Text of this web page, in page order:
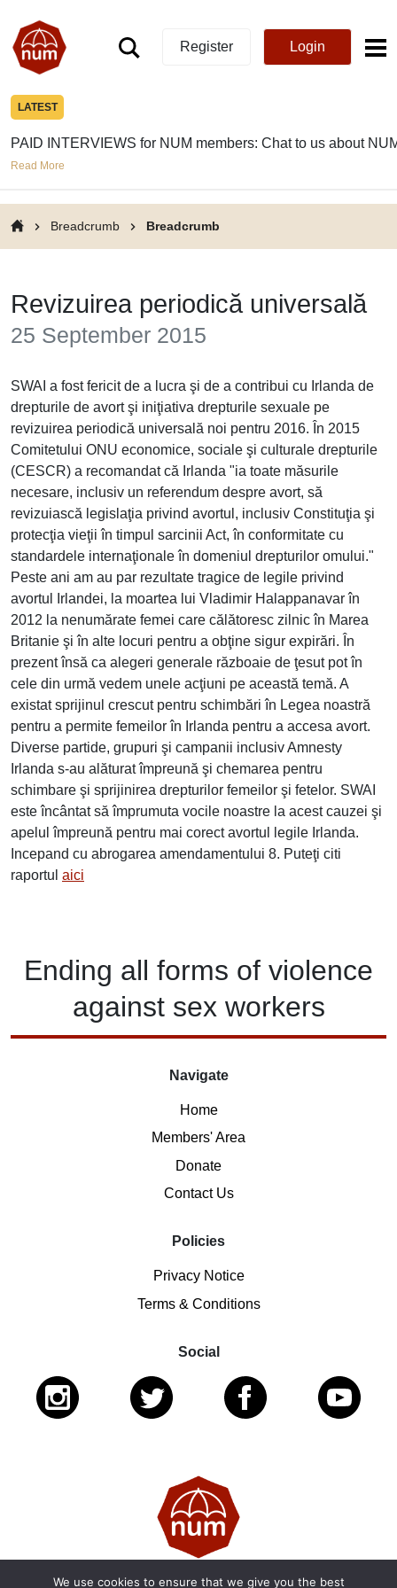
Register Login
LATEST
PAID INTERVIEWS for NUM members: Chat to us about
Read More
Breadcrumb Breadcrumb
Revizuirea periodică universală
25 September 2015
SWAI a fost fericit de a lucra şi de a contribui cu Irlanda de
drepturile de avort şi iniţiativa drepturile sexuale pe
revizuirea periodică universală noi pentru 2016. În 2015
Comitetului ONU economice, sociale şi culturale drepturile
(CESCR) a recomandat că Irlanda "ia toate măsurile
necesare, inclusiv un referendum despre avort, să
revizuiască legislaţia privind avortul, inclusiv Constituţia şi
protecţia vieţii în timpul sarcinii Act, în conformitate cu
standardele internaţionale în domeniul drepturilor omului."
Peste ani am au par rezultate tragice de legile privind
avortul Irlandei, la moartea lui Vladimir Halappanavar în
2012 la nenumărate femei care călătoresc zilnic în Marea
Britanie şi în alte locuri pentru a obţine sigur expirări. În
prezent însă ca alegeri generale războaie de ţesut pot în
cele din urmă vedem unele acţiuni pe această temă. A
existat sprijinul crescut pentru schimbări în Legea noastră
pentru a permite femeilor în Irlanda pentru a accesa avort.
Diverse partide, grupuri şi campanii inclusiv Amnesty
Irlanda s-au alăturat împreună şi chemarea pentru
schimbare şi sprijinirea drepturilor femeilor şi fetelor. SWAI
este încântat să împrumuta vocile noastre la acest cauzei şi
apelul împreună pentru mai corect avortul legile Irlanda.
Incepand cu abrogarea amendamentului 8. Puteţi citi
raportul aici
Ending all forms of violence
against sex workers
Navigate
Home
Members' Area
Donate
Contact Us
Policies
Privacy Notice
Terms & Conditions
Social
We use cookies to ensure that we give you the best